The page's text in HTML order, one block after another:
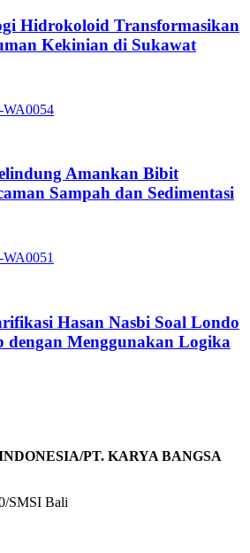
Hidrokoloid Transformasikan
Kekinian di Sukawat
Amankan Bibit
Sampah dan Sedimentasi
Hasan Nasbi Soal Londo
dengan Menggunakan Logika
PT. KARYA BANGSA
SMSI Bali